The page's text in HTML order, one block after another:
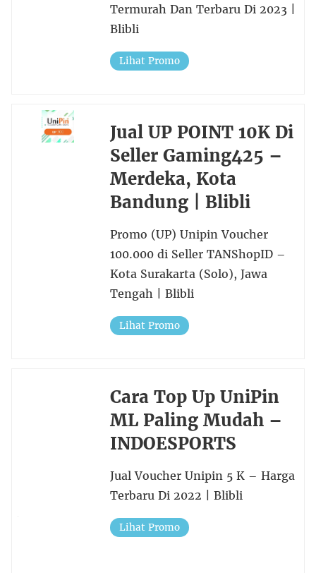
Termurah Dan Terbaru Di 2023 |
Blibli
Lihat Promo
Jual UP POINT 10K Di
Seller Gaming425 –
Merdeka, Kota
Bandung | Blibli
Promo (UP) Unipin Voucher
100.000 di Seller TANShopID –
Kota Surakarta (Solo), Jawa
Tengah | Blibli
Lihat Promo
Cara Top Up UniPin
ML Paling Mudah –
INDOESPORTS
Jual Voucher Unipin 5 K – Harga
Terbaru Di 2022 | Blibli
Lihat Promo